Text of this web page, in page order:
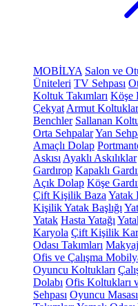
MOBİLYA Salon ve
Üniteleri TV Sehpası
Koltuk Takımları Köşe
Çekyat Armut Koltuklar
Benchler Sallanan
Orta SehpalarYan
Amaçlı Dolap
Askısı Ayaklı Askılıklar
Gardırop Kapaklı
Açık Dolap Köşe
Çift Kişilik Baza Yatak
Kişilik Yatak Başlığı
Yatak Hasta Yatağı
Karyola Çift Kişilik
Odası Takımları Makyaj
Ofis ve Çalışma
Oyuncu Koltukları
Dolabı Ofis Koltukları
Sehpası Oyuncu Masası